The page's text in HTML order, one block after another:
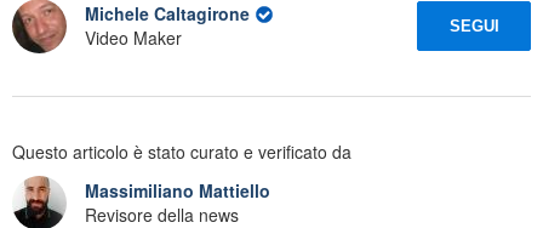
Michele Caltagirone
Video Maker
SEGUI
Questo articolo è stato curato e verificato da
Massimiliano Mattiello
Revisore della news